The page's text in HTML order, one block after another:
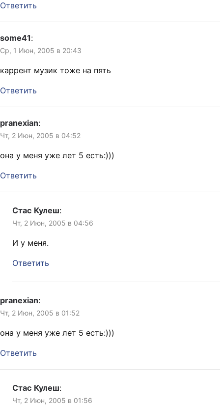
Ответить
some41:
Ср, 1 Июн, 2005 в 20:43
каррент музик тоже на пять
Ответить
pranexian:
Чт, 2 Июн, 2005 в 04:52
она у меня уже лет 5 есть:)))
Ответить
Стас Кулеш:
Чт, 2 Июн, 2005 в 04:56
И у меня.
Ответить
pranexian:
Чт, 2 Июн, 2005 в 01:52
она у меня уже лет 5 есть:)))
Ответить
Стас Кулеш:
Чт, 2 Июн, 2005 в 01:56